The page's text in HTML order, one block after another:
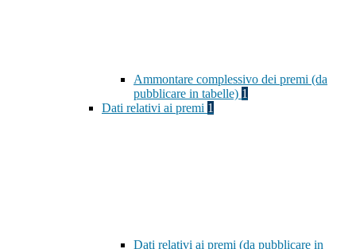
Ammontare complessivo dei premi (da
pubblicare in tabelle) 1
Dati relativi ai premi 1
Dati relativi ai premi (da pubblicare in